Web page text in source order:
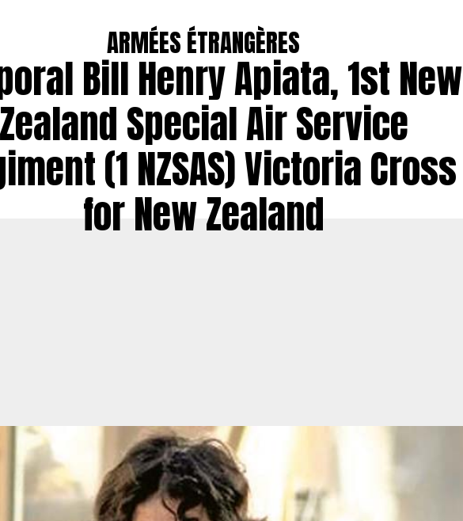
ARMÉES ÉTRANGÈRES
Bill Henry Apiata, 1st New
Zealand Special Air Service
(1 NZSAS) Victoria Cross
for New Zealand